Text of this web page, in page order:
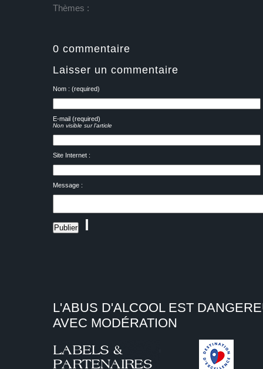
Thèmes :
0 commentaire
Laisser un commentaire
Nom : (required)
E-mail (required)
Non visible sur l'article
Site Internet :
Message :
L'ABUS D'ALCOOL EST
AVEC MODÉRATION